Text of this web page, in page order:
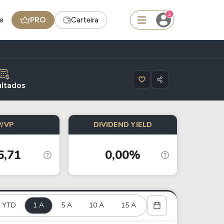
PRO Carteira
3
Ferramenta
Dividendos
- BNB
Radar do Dividendo Inteligente
Carteiras Recomendadas
VP DIVIDEND YIELD
0,00%
YTD 1 A 5 A 10 A 15 A